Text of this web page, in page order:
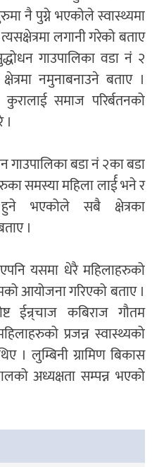
नै पुग्ने भएकोले स्वास्थ्यमा
लगानी गरेको बताए
गाउपालिका वडा नं २
नमुनाबनाउने बताए ।
समाज परिर्बतनको
गाउपालिका बडा नं २का बडा
समस्या महिला लार्ई भने र
भएकोले सबै क्षेत्रका
।
यसमा धेरै महिलाहरुको
आयोजना गरिएको बताए ।
ईन्र्चाज कबिराज गौतम
प्रजन्न स्वास्थ्यको
। लुम्बिनी ग्रामिण बिकास
अध्यक्षता सम्पन्न भएको